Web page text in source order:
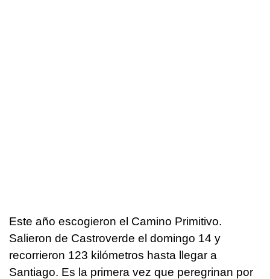
Este año escogieron el Camino Primitivo.
Salieron de Castroverde el domingo 14 y
recorrieron 123 kilómetros hasta llegar a
Santiago. Es la primera vez que peregrinan por